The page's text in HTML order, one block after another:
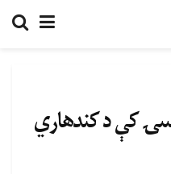
کې د کندهاري